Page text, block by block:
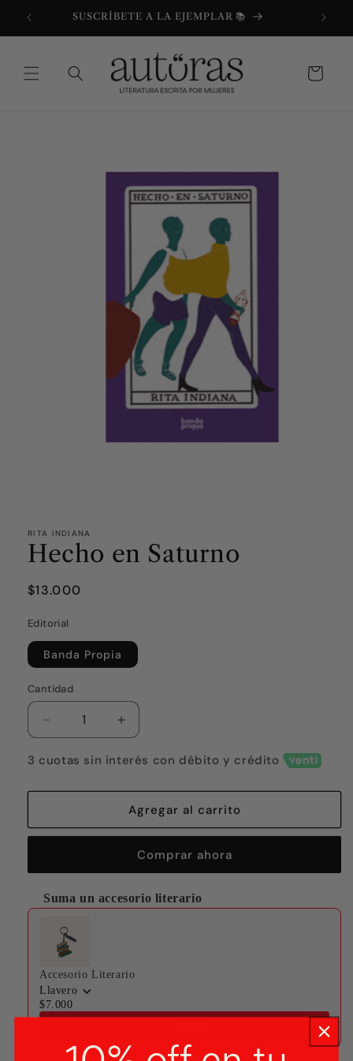
directamenteSUSCRÍBETE A LA EJEMPLAR 📚
Carrito
RITA INDIANA
Hecho en Saturno
Precio
$13.000
Editorial
Banda Propia
Cantidad
Reducir
cantidad
para
en
Aumentar
cantidad
para
en
Saturno
3 cuotas sin interés con débito y crédito
Agregar al carrito
Comprar ahora
Suma un accesorio literario
Use the Previous and Next buttons to navigate through
Accesorio Literario
Llavero
$7.000